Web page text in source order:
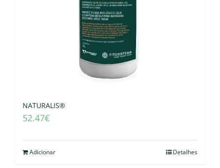
NATURALIS®
52.47€
Adicionar Detalhes